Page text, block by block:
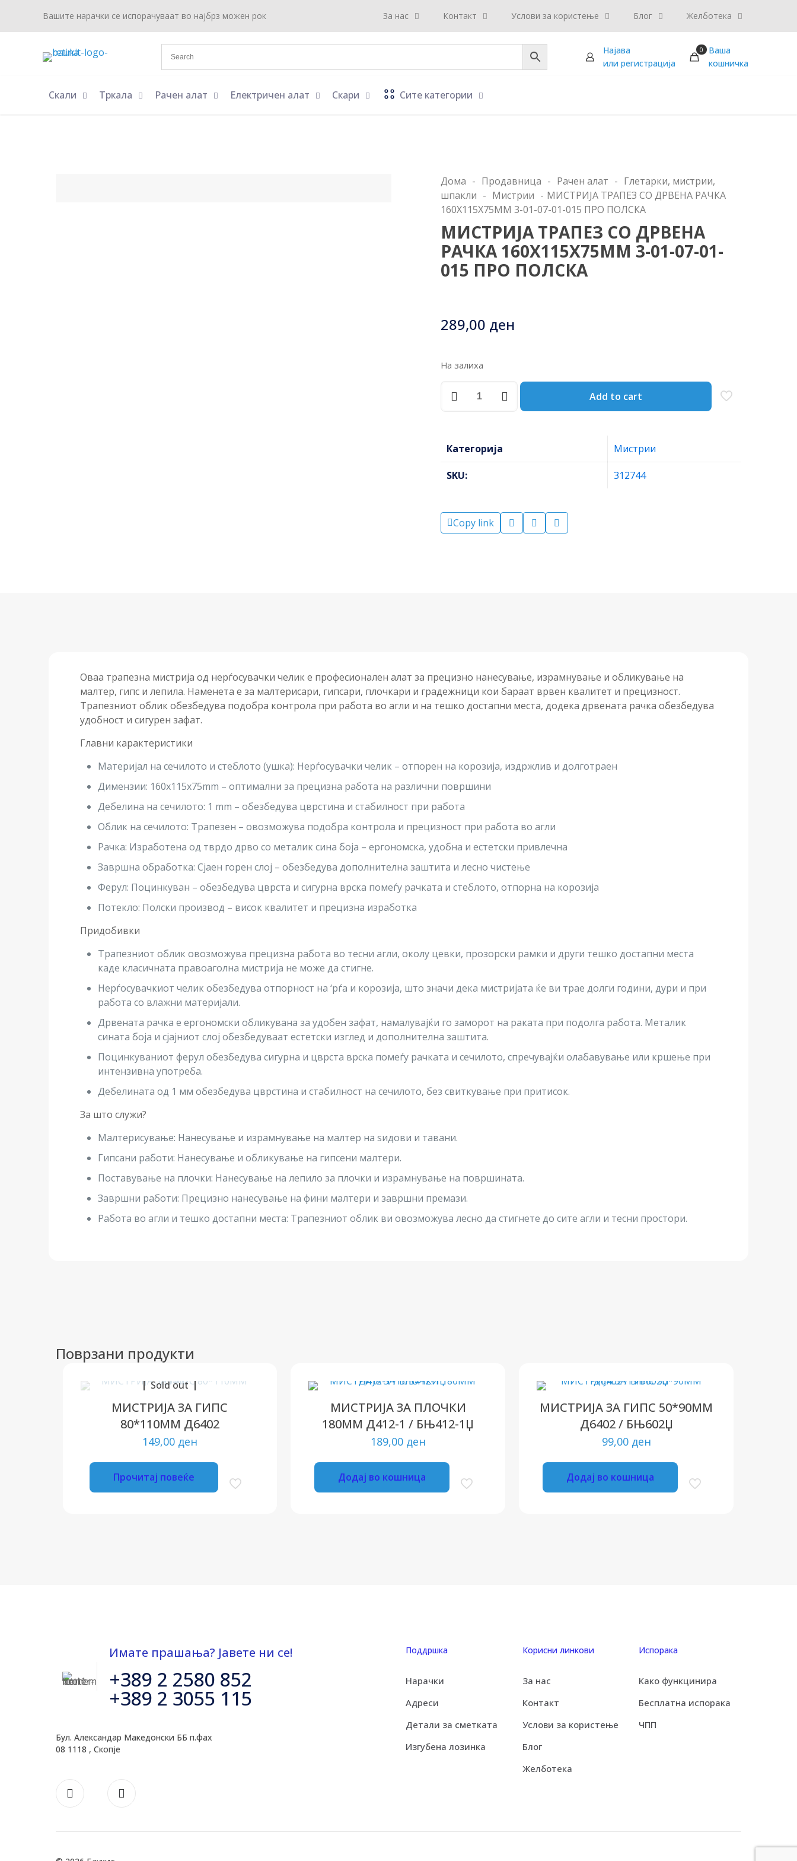
Вашите нарачки се испорачуваат во најбрз можен рок За нас Контакт Услови за користење Блог Желботека
Најава
или регистрација
0
Ваша
кошничка
Скали Тркала Рачен алат Електричен алат Скари Сите категории
Дома - Продавница - Рачен алат - Глетарки, мистрии,
шпакли - Мистрии - МИСТРИЈА ТРАПЕЗ СО ДРВЕНА РАЧКА
160Х115Х75ММ 3-01-07-01-015 ПРО ПОЛСКА
МИСТРИЈА ТРАПЕЗ СО ДРВЕНА
РАЧКА 160Х115Х75ММ 3-01-07-01-
015 ПРО ПОЛСКА
289,00 ден
На залиха
ТРАПЕЗ
РАЧКА
160Х115Х75ММ
3-
01-
015
Add to cart
Категорија Мистрии
SKU: 312744
Copy link
Оваа трапезна мистрија од нерѓосувачки челик е професионален алат за прецизно нанесување, израмнување и обликување на
малтер, гипс и лепила. Наменета е за малтерисари, гипсари, плочкари и градежници кои бараат врвен квалитет и прецизност.
Трапезниот облик обезбедува подобра контрола при работа во агли и на тешко достапни места, додека дрвената рачка обезбедува
удобност и сигурен зафат.
Главни карактеристики
Материјал на сечилото и стеблото (ушка): Нерѓосувачки челик – отпорен на корозија, издржлив и долготраен
Димензии: 160х115х75mm – оптимални за прецизна работа на различни површини
Дебелина на сечилото: 1 mm – обезбедува цврстина и стабилност при работа
Облик на сечилото: Трапезен – овозможува подобра контрола и прецизност при работа во агли
Рачка: Изработена од тврдо дрво со металик сина боја – ергономска, удобна и естетски привлечна
Завршна обработка: Сјаен горен слој – обезбедува дополнителна заштита и лесно чистење
Ферул: Поцинкуван – обезбедува цврста и сигурна врска помеѓу рачката и стеблото, отпорна на корозија
Потекло: Полски производ – висок квалитет и прецизна изработка
Придобивки
Трапезниот облик овозможува прецизна работа во тесни агли, околу цевки, прозорски рамки и други тешко достапни места
каде класичната правоаголна мистрија не може да стигне.
Нерѓосувачкиот челик обезбедува отпорност на ‘рѓа и корозија, што значи дека мистријата ќе ви трае долги години, дури и при
работа со влажни материјали.
Дрвената рачка е ергономски обликувана за удобен зафат, намалувајќи го заморот на раката при подолга работа. Металик
сината боја и сјајниот слој обезбедуваат естетски изглед и дополнителна заштита.
Поцинкуваниот ферул обезбедува сигурна и цврста врска помеѓу рачката и сечилото, спречувајќи олабавување или кршење при
интензивна употреба.
Дебелината од 1 мм обезбедува цврстина и стабилност на сечилото, без свиткување при притисок.
За што служи?
Малтерисување: Нанесување и израмнување на малтер на ѕидови и тавани.
Гипсани работи: Нанесување и обликување на гипсени малтери.
Поставување на плочки: Нанесување на лепило за плочки и израмнување на површината.
Завршни работи: Прецизно нанесување на фини малтери и завршни премази.
Работа во агли и тешко достапни места: Трапезниот облик ви овозможува лесно да стигнете до сите агли и тесни простори.
Поврзани продукти
Sold out
МИСТРИЈА ЗА ГИПС
80*110ММ Д6402
149,00 ден
Прочитај повеќе
МИСТРИЈА ЗА ПЛОЧКИ
180ММ Д412-1 / БЊ412-1Џ
189,00 ден
Додај во кошница
МИСТРИЈА ЗА ГИПС 50*90ММ
Д6402 / БЊ602Џ
99,00 ден
Додај во кошница
Имате прашања? Јавете ни се!
+389 2 2580 852
+389 2 3055 115
Бул. Александар Македонски ББ п.фах
08 1118 , Скопје
Поддршка
Нарачки
Адреси
Детали за сметката
Изгубена лозинка
Корисни линкови
За нас
Контакт
Услови за користење
Блог
Желботека
Испорака
Како функцинира
Бесплатна испорака
ЧПП